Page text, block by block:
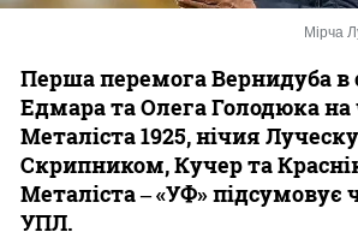
Мірча
Перша перемога Вернидуба в
Едмара та Олега Голодюка на
Металіста 1925, нічия Луческу
Скрипником, Кучер та
Металіста ‒ «УФ» підсумовує
УПЛ.